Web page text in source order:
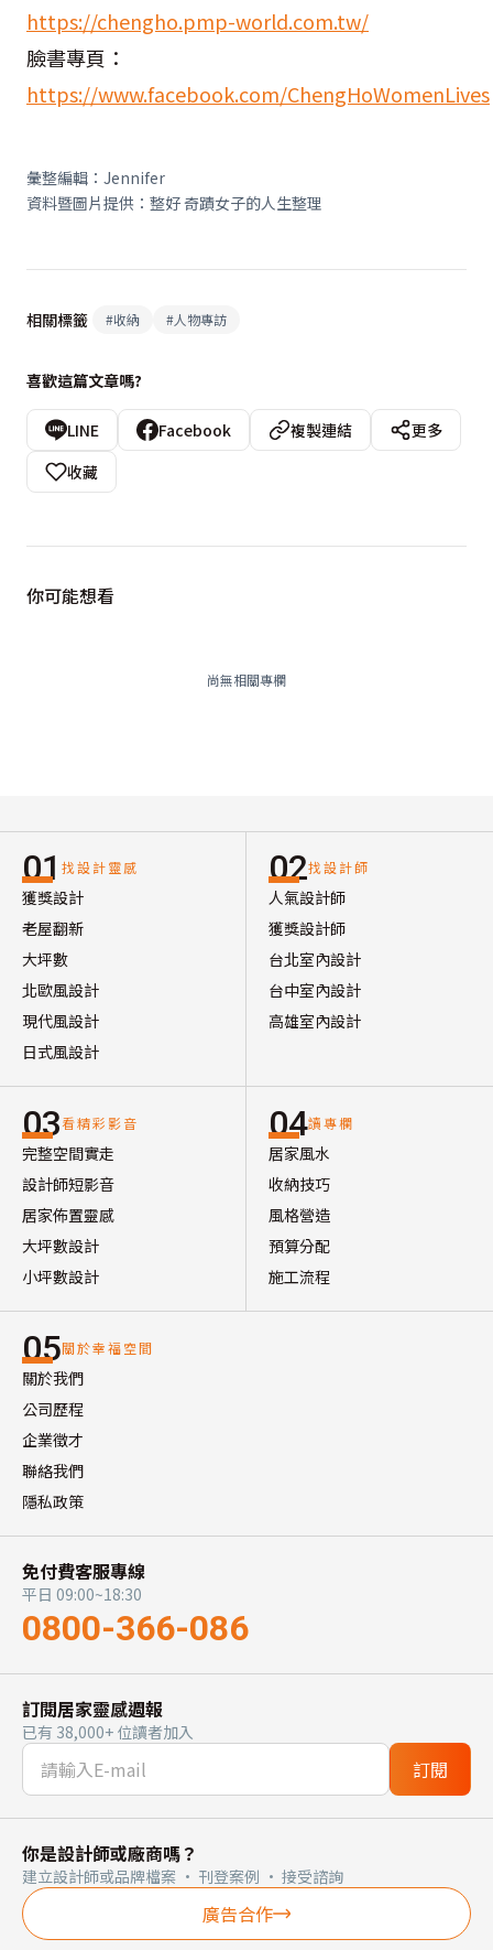
https://chengho.pmp-world.com.tw/
臉書專頁：
https://www.facebook.com/ChengHoWomenLives
彙整編輯： Jennifer
資料暨圖片提供：整好 奇蹟女子的人生整理
相關標籤 #收納 #人物專訪
喜歡這篇文章嗎?
LINE Facebook 複製連結
更多
收藏
你可能想看
尚無相關專欄
01 找設計靈感
獲獎設計
老屋翻新
大坪數
北歐風設計
現代風設計
日式風設計
02找設計師
人氣設計師
獲獎設計師
台北室內設計
台中室內設計
高雄室內設計
03看精彩影音
完整空間實走
設計師短影音
居家佈置靈感
大坪數設計
小坪數設計
04讀專欄
居家風水
收納技巧
風格營造
預算分配
施工流程
05關於幸福空間
關於我們
公司歷程
企業徵才
聯絡我們
隱私政策
免付費客服專線
平日 09:00~18:30
0800-366-086
訂閱居家靈感週報
已有 38,000+ 位讀者加入
訂閱
你是設計師或廠商嗎？
建立設計師或品牌檔案 · 刊登案例 · 接受諮詢
廣告合作